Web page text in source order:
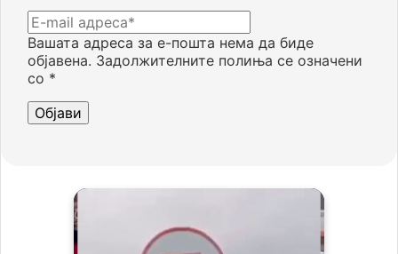
Вашата адреса за е-пошта нема да биде
објавена. Задолжителните полиња се означени
со *